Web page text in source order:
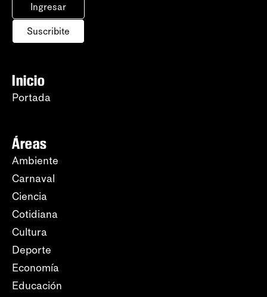
Ingresar
Suscribite
Inicio
Portada
Áreas
Ambiente
Carnaval
Ciencia
Cotidiana
Cultura
Deporte
Economía
Educación